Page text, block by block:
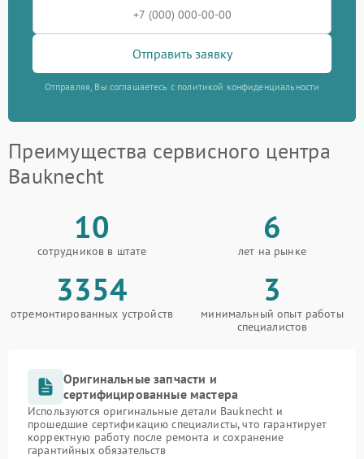
Отправить заявку
Отправляя, Вы соглашаетесь с политикой конфиденциальности
Преимущества сервисного центра
Bauknecht
10
сотрудников в штате
6
лет на рынке
3354
отремонтированных устройств
3
минимальный опыт работы
специалистов
Оригинальные запчасти и
сертифицированные мастера
Используются оригинальные детали Bauknecht и
прошедшие сертификацию специалисты, что гарантирует
корректную работу после ремонта и сохранение
гарантийных обязательств